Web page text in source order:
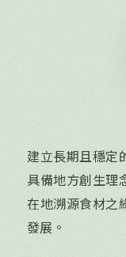
建立長期且穩定
具備地方創生理
在地溯源食材之
發展。